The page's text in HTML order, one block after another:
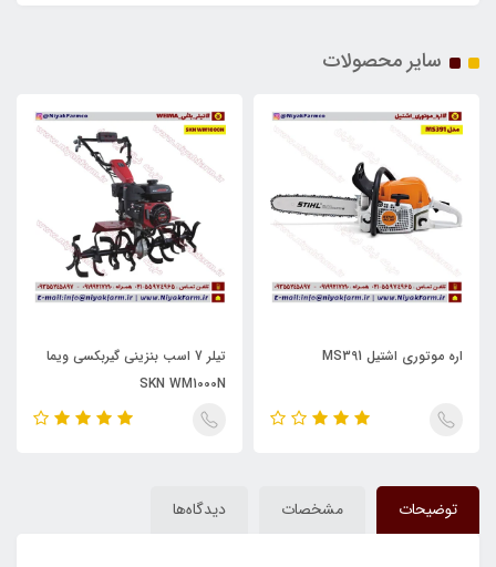
سایر محصولات
اره موتوری اشتیل MS391
تیلر 7 اسب بنزینی گیربکسی ویما
SKN WM1000N
توضیحات مشخصات دیدگاه‌ها